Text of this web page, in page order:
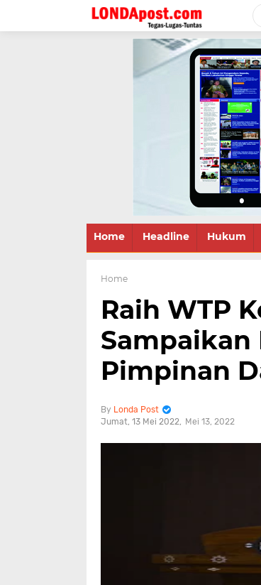
Home Headline Hukum
Home
Raih WTP
Pimpinan
Londa Post
Jumat, 13 Mei 2022
Mei 13, 2022